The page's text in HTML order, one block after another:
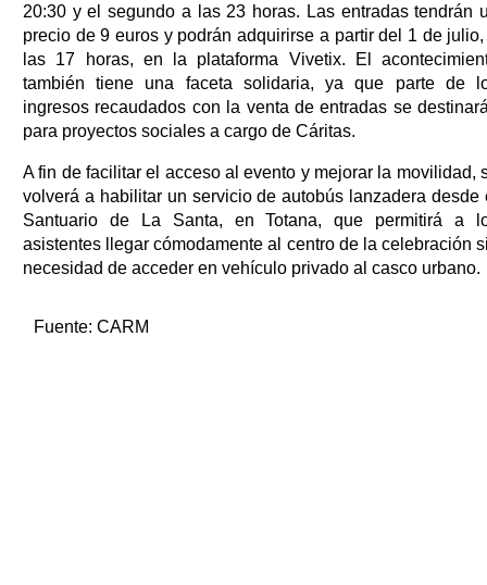
20:30 y el segundo a las 23 horas. Las entradas tendrán
precio de 9 euros y podrán adquirirse a partir del 1 de
las 17 horas, en la plataforma Vivetix. El
también tiene una faceta solidaria, ya que parte de
ingresos recaudados con la venta de entradas se
para proyectos sociales a cargo de Cáritas.
A fin de facilitar el acceso al evento y mejorar la movilidad,
volverá a habilitar un servicio de autobús lanzadera desde
Santuario de La Santa, en Totana, que permitirá a
asistentes llegar cómodamente al centro de la celebración
necesidad de acceder en vehículo privado al casco urbano.
Fuente: CARM